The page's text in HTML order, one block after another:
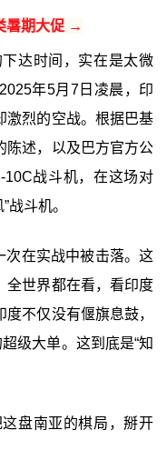
暑期大促 →
达时间，实在是太微
年5月7日凌晨，印
激烈的空战。根据巴基
陈述，以及巴方官方公
战斗机，在这场对
战斗机。
次在实战中被击落。这
全世界都在看，看印度
不仅没有偃旗息鼓，
级大单。这到底是“知
盘南亚的棋局，掰开